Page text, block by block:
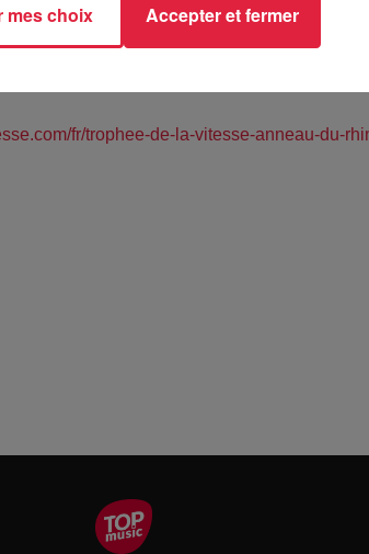
fr/trophee-de-la-vitesse-anneau-du-
mes choix Accepter et fermer